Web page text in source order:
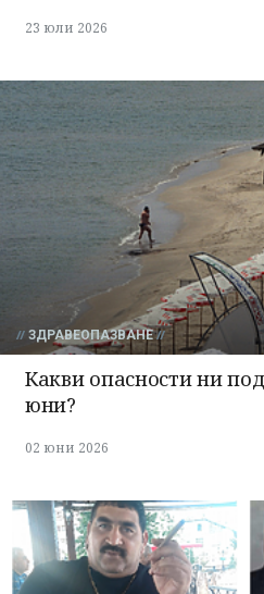
23 юли 2026
ЗДРАВЕОПАЗВАНЕ
Какви опасности ни
юни?
02 юни 2026